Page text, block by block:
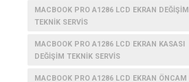
MACBOOK PRO A1286 LCD EKRAN DEĞIŞIM
TEKNIK SERVIS
MACBOOK PRO A1286 LCD EKRAN KASASI
DEĞIŞIM TEKNIK SERVIS
MACBOOK PRO A1286 LCD EKRAN ÖNCAM